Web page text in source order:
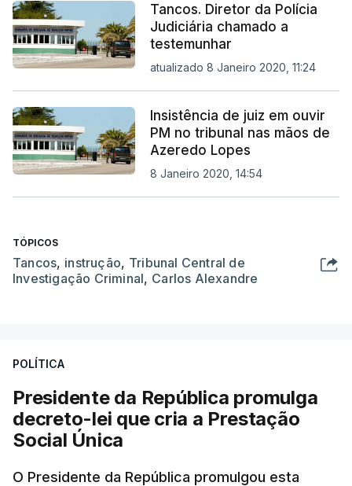
Tancos. Diretor da Polícia
Judiciária chamado a
testemunhar
atualizado 8 Janeiro 2020, 11:24
Insistência de juiz em ouvir
PM no tribunal nas mãos de
Azeredo Lopes
8 Janeiro 2020, 14:54
TÓPICOS
Tancos, instrução, Tribunal Central de
Investigação Criminal, Carlos Alexandre
POLÍTICA
Presidente da República promulga
decreto-lei que cria a Prestação
Social Única
O Presidente da República promulgou esta